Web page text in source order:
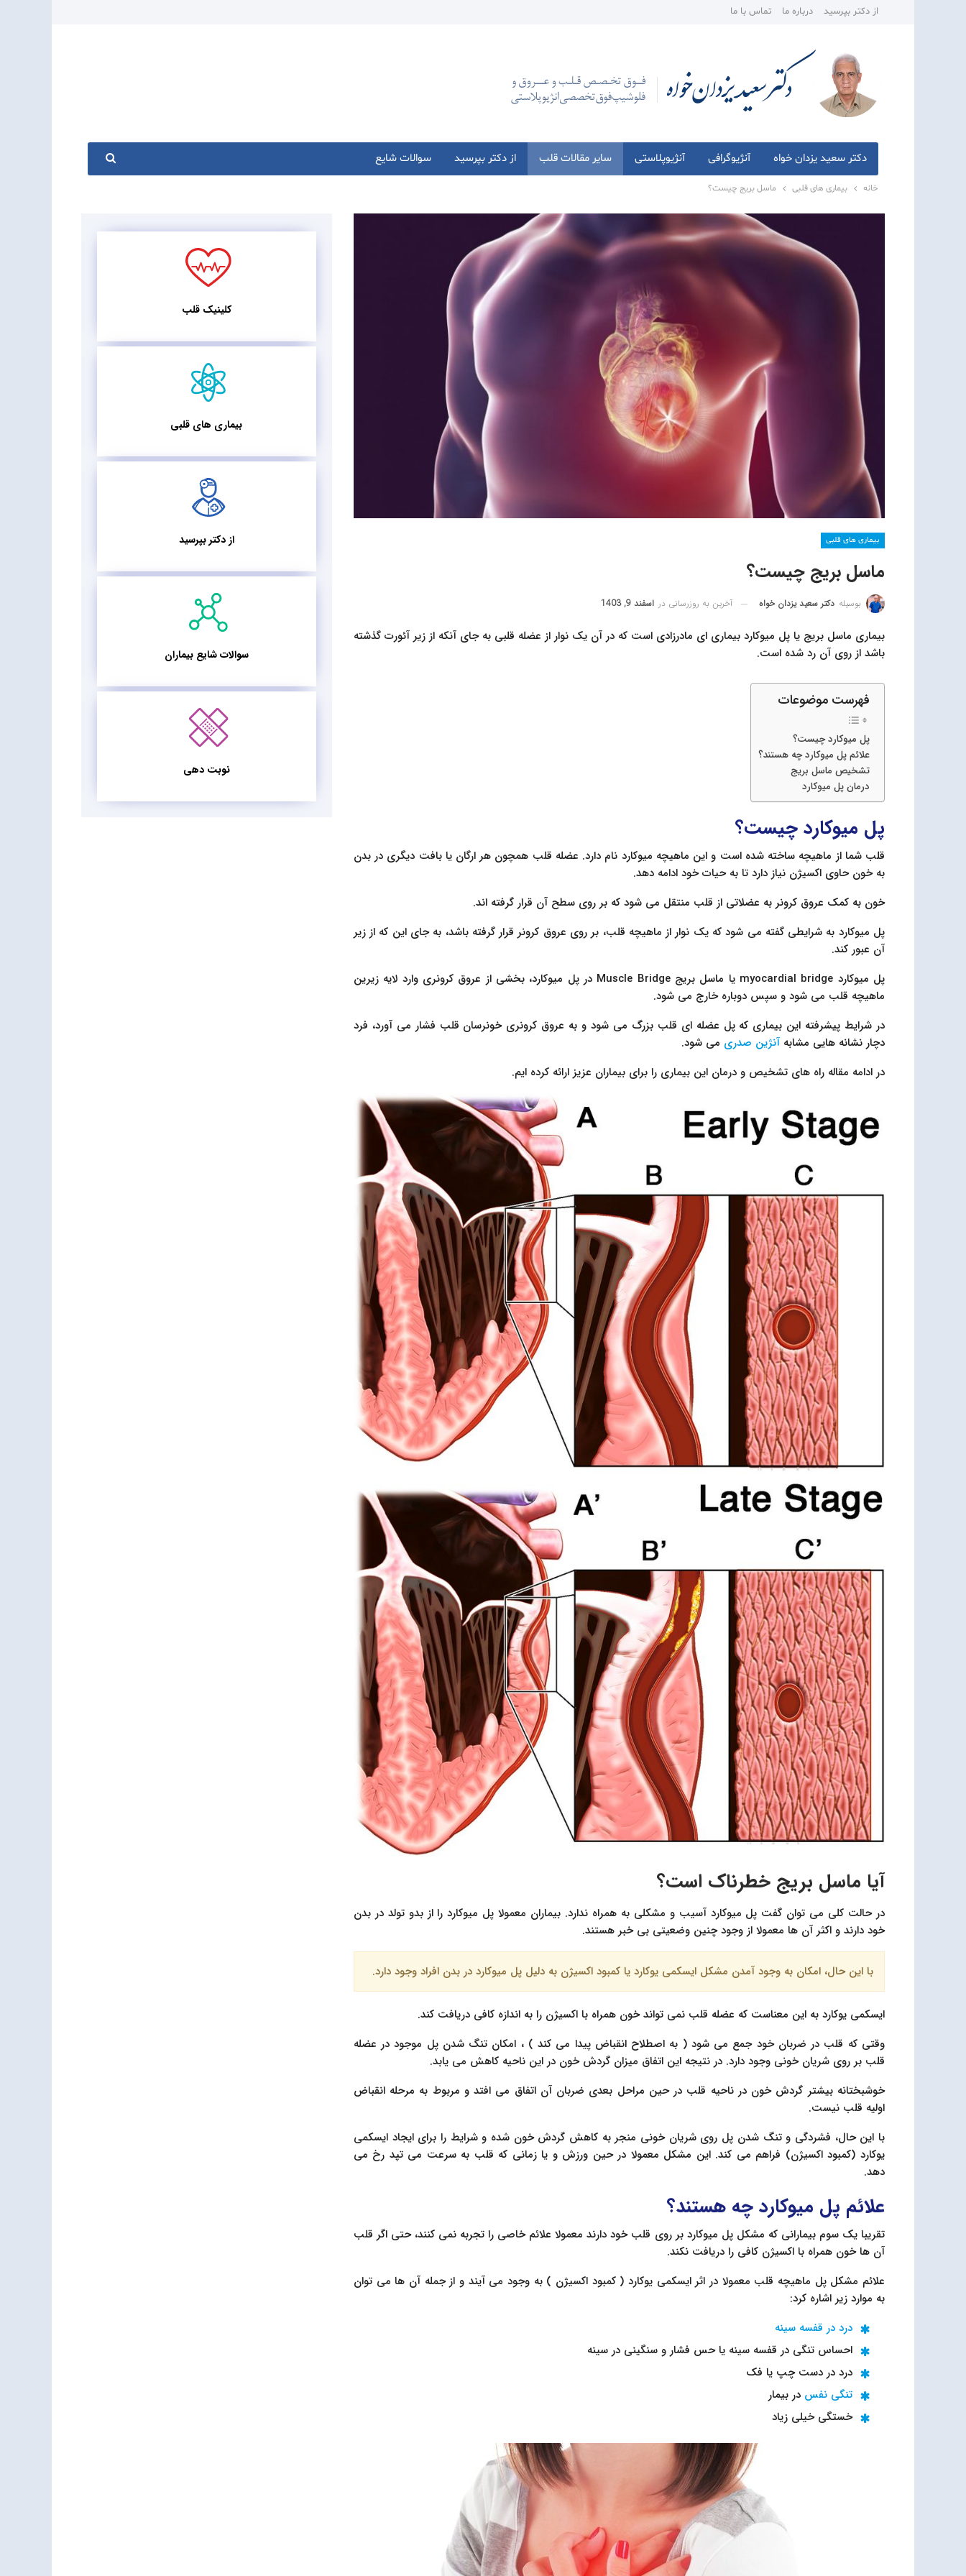
از دکتر بپرسید درباره ما تماس با ما
دکتر سعید یزدان خواه آنژیوگرافی آنژیوپلاستی سایر مقالات قلب از دکتر بپرسید سوالات شایع
خانه بیماری های قلبی ماسل بریج چیست؟
بیماری های قلبی
ماسل بریج چیست؟
بوسیله دکتر سعید یزدان خواه آخرین به روزرسانی در اسفند 9, 1403
بیماری ماسل بریج یا پل میوکارد بیماری ای مادرزادی است که در آن یک نوار از عضله قلبی به جای آنکه از زیر آئورت گذشته
باشد از روی آن رد شده است.
فهرست موضوعات
پل میوکارد چیست؟
علائم پل میوکارد چه هستند؟
تشخیص ماسل بریج
درمان پل میوکارد
پل میوکارد چیست؟
قلب شما از ماهیچه ساخته شده است و این ماهیچه میوکارد نام دارد. عضله قلب همچون هر ارگان یا بافت دیگری در بدن
به خون حاوی اکسیژن نیاز دارد تا به حیات خود ادامه دهد.
خون به کمک عروق کرونر به عضلاتی از قلب منتقل می شود که بر روی سطح آن قرار گرفته اند.
پل میوکارد به شرایطی گفته می شود که یک نوار از ماهیچه قلب، بر روی عروق کرونر قرار گرفته باشد، به جای این که از زیر
آن عبور کند.
پل میوکارد myocardial bridge یا ماسل بریج Muscle Bridge در پل میوکارد، بخشی از عروق کرونری وارد لایه زیرین
ماهیچه قلب می شود و سپس دوباره خارج می شود.
در شرایط پیشرفته این بیماری که پل عضله ای قلب بزرگ می شود و به عروق کرونری خونرسان قلب فشار می آورد، فرد
دچار نشانه هایی مشابه آنژین صدری می شود.
در ادامه مقاله راه های تشخیص و درمان این بیماری را برای بیماران عزیز ارائه کرده ایم.
آیا ماسل بریج خطرناک است؟
در حالت کلی می توان گفت پل میوکارد آسیب و مشکلی به همراه ندارد. بیماران معمولا پل میوکارد را از بدو تولد در بدن
خود دارند و اکثر آن ها معمولا از وجود چنین وضعیتی بی خبر هستند.
با این حال، امکان به وجود آمدن مشکل ایسکمی یوکارد یا کمبود اکسیژن به دلیل پل میوکارد در بدن افراد وجود دارد.
ایسکمی یوکارد به این معناست که عضله قلب نمی تواند خون همراه با اکسیژن را به اندازه کافی دریافت کند.
وقتی که قلب در ضربان خود جمع می شود ( به اصطلاح انقباض پیدا می کند ) ، امکان تنگ شدن پل موجود در عضله
قلب بر روی شریان خونی وجود دارد. در نتیجه این اتفاق میزان گردش خون در این ناحیه کاهش می یابد.
خوشبختانه بیشتر گردش خون در ناحیه قلب در حین مراحل بعدی ضربان آن اتفاق می افتد و مربوط به مرحله انقباض
اولیه قلب نیست.
با این حال، فشردگی و تنگ شدن پل روی شریان خونی منجر به کاهش گردش خون شده و شرایط را برای ایجاد ایسکمی
یوکارد (کمبود اکسیژن) فراهم می کند. این مشکل معمولا در حین ورزش و یا زمانی که قلب به سرعت می تپد رخ می
دهد.
علائم پل میوکارد چه هستند؟
تقریبا یک سوم بیمارانی که مشکل پل میوکارد بر روی قلب خود دارند معمولا علائم خاصی را تجربه نمی کنند، حتی اگر قلب
آن ها خون همراه با اکسیژن کافی را دریافت نکند.
علائم مشکل پل ماهیچه قلب معمولا در اثر ایسکمی یوکارد ( کمبود اکسیژن ) به وجود می آیند و از جمله آن ها می توان
به موارد زیر اشاره کرد:
درد در قفسه سینه
احساس تنگی در قفسه سینه یا حس فشار و سنگینی در سینه
درد در دست چپ یا فک
تنگی نفس در بیمار
خستگی خیلی زیاد
کلینیک قلب
بیماری های قلبی
از دکتر بپرسید
سوالات شایع بیماران
نوبت دهی